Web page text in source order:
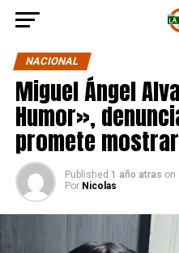
NACIONAL
Miguel Ángel
Humor»,
promete
Published 1 año atras on
Por Nicolas